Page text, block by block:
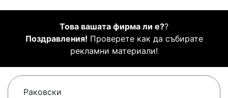
Това вашата фирма ли е??
Поздравления! Проверете как да събирате
рекламни материали!
Раковски